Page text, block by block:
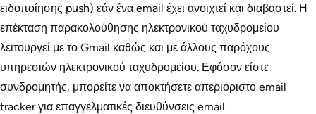
ειδοποίησης push) εάν ένα email έχει ανοιχτεί και διαβαστεί. Η
επέκταση παρακολούθησης ηλεκτρονικού ταχυδρομείου
λειτουργεί με το Gmail καθώς και με άλλους παρόχους
υπηρεσιών ηλεκτρονικού ταχυδρομείου. Εφόσον είστε
συνδρομητής, μπορείτε να αποκτήσετε απεριόριστο email
tracker για επαγγελματικές διευθύνσεις email.